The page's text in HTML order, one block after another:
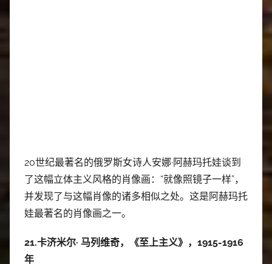
20世纪最著名的俄罗斯女诗人安娜·阿赫玛托娃谈到
了这幅立体主义风格的肖像画：“就像照镜子一样”，
并发现了与这幅肖像的诸多相似之处。这是阿赫玛托
娃最著名的肖像画之一。
21.卡济米尔· 马列维奇，《至上主义》，1915-1916
年